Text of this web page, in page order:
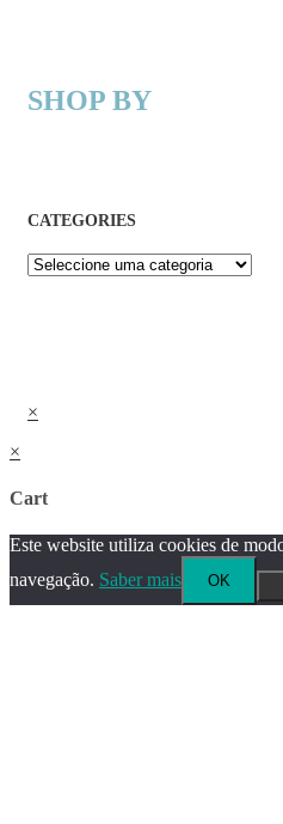
SHOP BY
CATEGORIES
×
×
Cart
Este website utiliza cookies de
navegação. Saber mais OK